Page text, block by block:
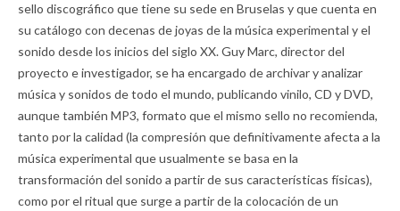
sello discográfico que tiene su sede en Bruselas y que cuenta en
su catálogo con decenas de joyas de la música experimental y el
sonido desde los inicios del siglo XX. Guy Marc, director del
proyecto e investigador, se ha encargado de archivar y analizar
música y sonidos de todo el mundo, publicando vinilo, CD y DVD,
aunque también MP3, formato que el mismo sello no recomienda,
tanto por la calidad (la compresión que definitivamente afecta a la
música experimental que usualmente se basa en la
transformación del sonido a partir de sus características físicas),
como por el ritual que surge a partir de la colocación de un